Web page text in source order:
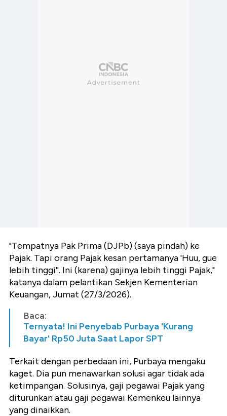
"Tempatnya Pak Prima (DJPb) (saya pindah) ke
Pajak. Tapi orang Pajak kesan pertamanya 'Huu, gue
lebih tinggi''. Ini (karena) gajinya lebih tinggi Pajak,"
katanya dalam pelantikan Sekjen Kementerian
Keuangan, Jumat (27/3/2026).
Baca:
Ternyata! Ini Penyebab Purbaya 'Kurang
Bayar' Rp50 Juta Saat Lapor SPT
Terkait dengan perbedaan ini, Purbaya mengaku
kaget. Dia pun menawarkan solusi agar tidak ada
ketimpangan. Solusinya, gaji pegawai Pajak yang
diturunkan atau gaji pegawai Kemenkeu lainnya
yang dinaikkan.